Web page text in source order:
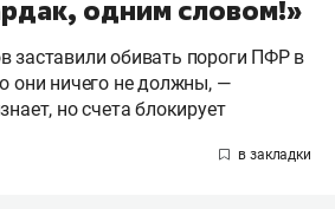
одним словом!»
заставили обивать пороги ПФР в
они ничего не должны, —
но счета блокирует